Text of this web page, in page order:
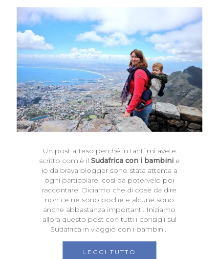
Un post atteso perché in tanti mi avete
scritto com'è il Sudafrica con i bambinie
io da brava blogger sono stata attenta a
ogni particolare, così da potervelo poi
raccontare! Diciamo che di cose da dire
non ce ne sono poche e alcune sono
anche abbastanza importanti. Iniziamo
allora questo post con tutti i consigli sul
Sudafrica in viaggio con i bambini.
LEGGI TUTTO